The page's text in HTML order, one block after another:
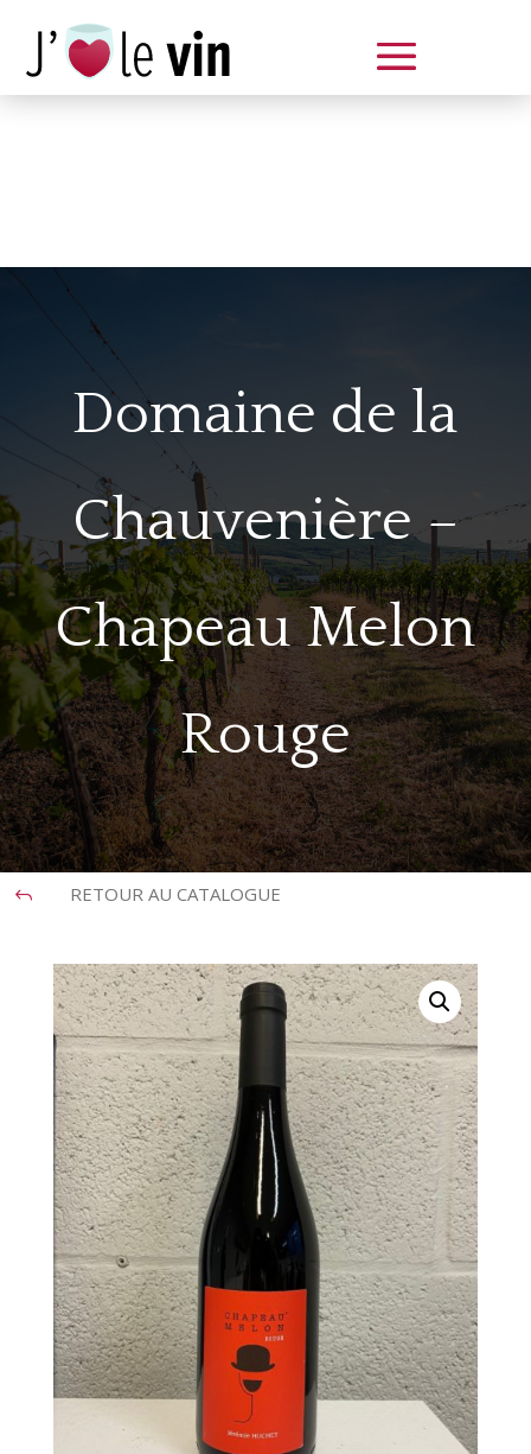
Domaine de la
Chauvenière –
Chapeau Melon
Rouge
J RETOUR AU CATALOGUE